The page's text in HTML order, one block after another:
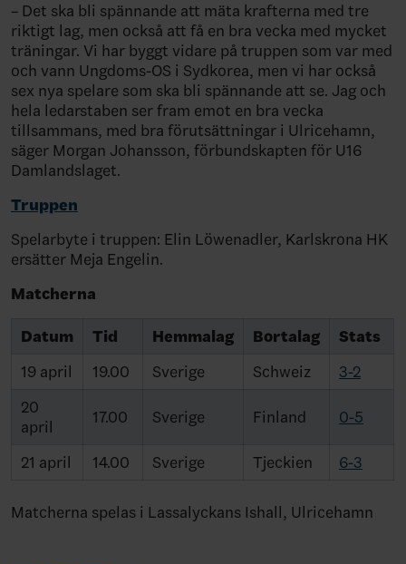
– Det ska bli spännande att mäta krafterna med tre
riktigt lag, men också att få en bra vecka med mycket
träningar. Vi har byggt vidare på truppen som var med
och vann Ungdoms-OS i Sydkorea, men vi har också
sex nya spelare som ska bli spännande att se. Jag och
hela ledarstaben ser fram emot en bra vecka
tillsammans, med bra förutsättningar i Ulricehamn,
säger Morgan Johansson, förbundskapten för U16
Damlandslaget.
Truppen
Spelarbyte i truppen: Elin Löwenadler, Karlskrona HK
ersätter Meja Engelin.
Matcherna
Datum Tid Hemmalag Bortalag
Stats
19 april
19.00 Sverige Schweiz
3-2
20
april
17.00 Sverige Finland 0-5
21 april 14.00 Sverige Tjeckien 6-3
Matcherna spelas i Lassalyckans Ishall, Ulricehamn